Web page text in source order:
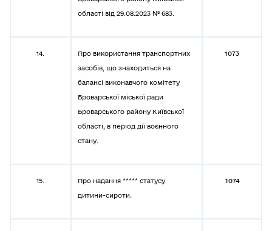
області від 29.08.2023 № 683.
14.
Про використання транспортних
засобів, що знаходиться на
балансі виконавчого комітету
Броварської міської ради
Броварського району Київської
області, в період дії воєнного
стану.
1073
15.
Про надання ***** статусу
дитини-сироти.
1074